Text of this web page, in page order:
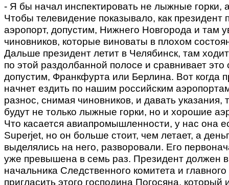
- Я бы начал инспектировать не лыжные горки,
Чтобы телевидение показывало, как президент
аэропорт, допустим, Нижнего Новгорода и там
чиновников, которые виноваты в плохом
Дальше президент летит в Челябинск, там
по этой раздолбанной полосе и сравнивает это
допустим, Франкфурта или Берлина. Вот когда
начнет ездить по нашим российским
разнос, снимая чиновников, и давать указания,
будут не только лыжные горки, но и хорошие
Что касается авиапромышленности, у нас она
Superjet, но он больше стоит, чем летает, а
выделялись на него, разворовали. Его
уже превышена в семь раз. Президент должен
начальника Следственного комитета и
пригласить этого господина Погосяна, который